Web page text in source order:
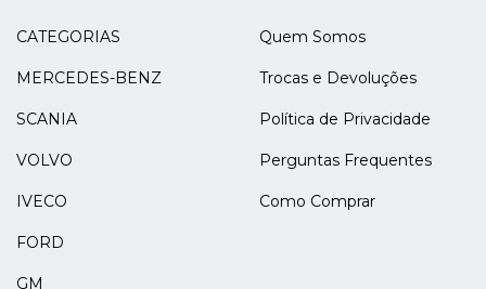
CATEGORIAS
MERCEDES-BENZ
SCANIA
VOLVO
IVECO
FORD
GM
Quem Somos
Trocas e Devoluções
Política de Privacidade
Perguntas Frequentes
Como Comprar